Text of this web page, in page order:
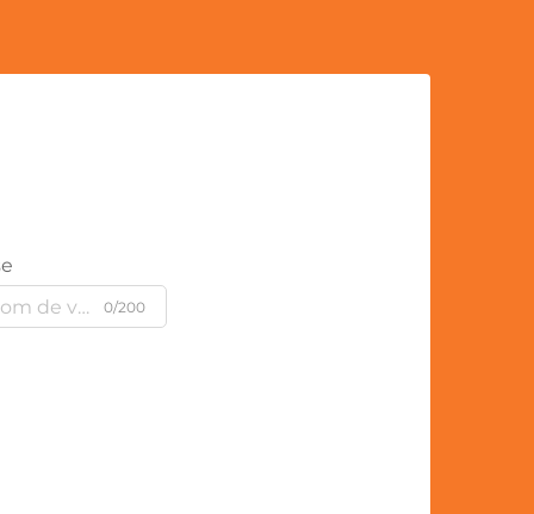
0/200